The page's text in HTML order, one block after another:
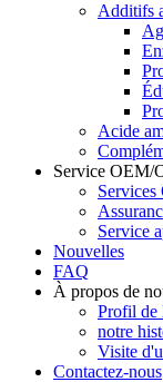
Additifs
Acide
Service OEM/
Service
Nouvelles
FAQ
À propos de
Profil de
notre
Visite
Contactez-nous